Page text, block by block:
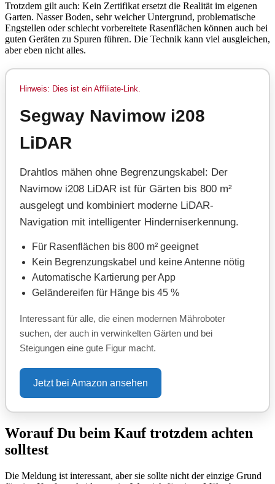
Trotzdem gilt auch: Kein Zertifikat ersetzt die Realität im eigenen
Garten. Nasser Boden, sehr weicher Untergrund, problematische
Engstellen oder schlecht vorbereitete Rasenflächen können auch bei
guten Geräten zu Spuren führen. Die Technik kann viel ausgleichen,
aber eben nicht alles.
Hinweis: Dies ist ein Affiliate-Link.
Segway Navimow i208
LiDAR
Drahtlos mähen ohne Begrenzungskabel: Der
Navimow i208 LiDAR ist für Gärten bis 800 m²
ausgelegt und kombiniert moderne LiDAR-
Navigation mit intelligenter Hinderniserkennung.
Für Rasenflächen bis 800 m² geeignet
Kein Begrenzungskabel und keine Antenne nötig
Automatische Kartierung per App
Geländereifen für Hänge bis 45 %
Interessant für alle, die einen modernen Mähroboter
suchen, der auch in verwinkelten Gärten und bei
Steigungen eine gute Figur macht.
Jetzt bei Amazon ansehen
Worauf Du beim Kauf trotzdem achten
solltest
Die Meldung ist interessant, aber sie sollte nicht der einzige Grund